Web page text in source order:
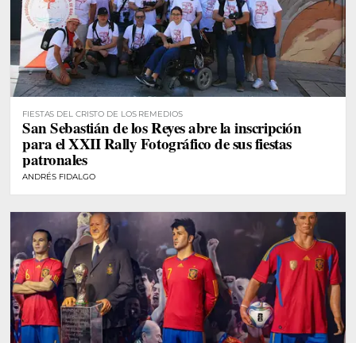
FIESTAS DEL CRISTO DE LOS REMEDIOS
San Sebastián de los Reyes abre la inscripción
para el XXII Rally Fotográfico de sus fiestas
patronales
ANDRÉS FIDALGO